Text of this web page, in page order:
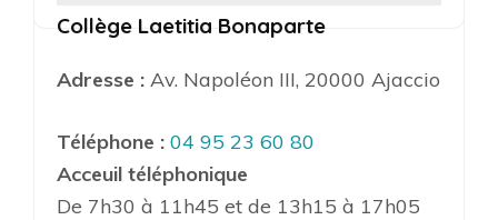
Collège Laetitia Bonaparte
Adresse : Av. Napoléon III, 20000 Ajaccio
Téléphone : 04 95 23 60 80
Acceuil téléphonique
De 7h30 à 11h45 et de 13h15 à 17h05